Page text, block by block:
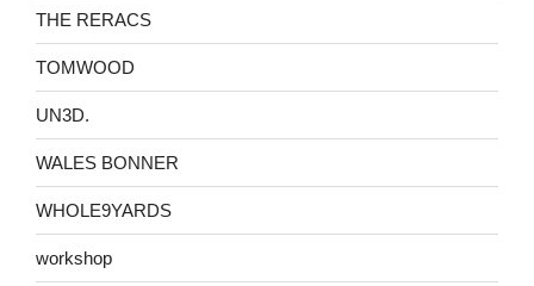
THE RERACS
TOMWOOD
UN3D.
WALES BONNER
WHOLE9YARDS
workshop